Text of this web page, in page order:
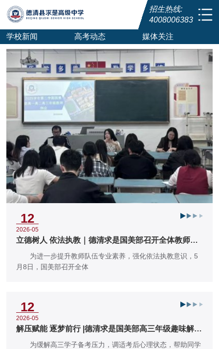
招生热线:
4008006383
学校新闻
高考动态 媒体关注
12
2026-05
立德树人 依法执教｜德清求是国美部召开全体教师例
为进一步提升教师队伍专业素养，强化依法执教意识，5
月8日，国美部召开全体
12
2026-05
解压赋能 逐梦前行 |德清求是国美部高三年级趣味解压
活动圆满举行
为缓解高三学子备考压力，调适考后心理状态，帮助同学